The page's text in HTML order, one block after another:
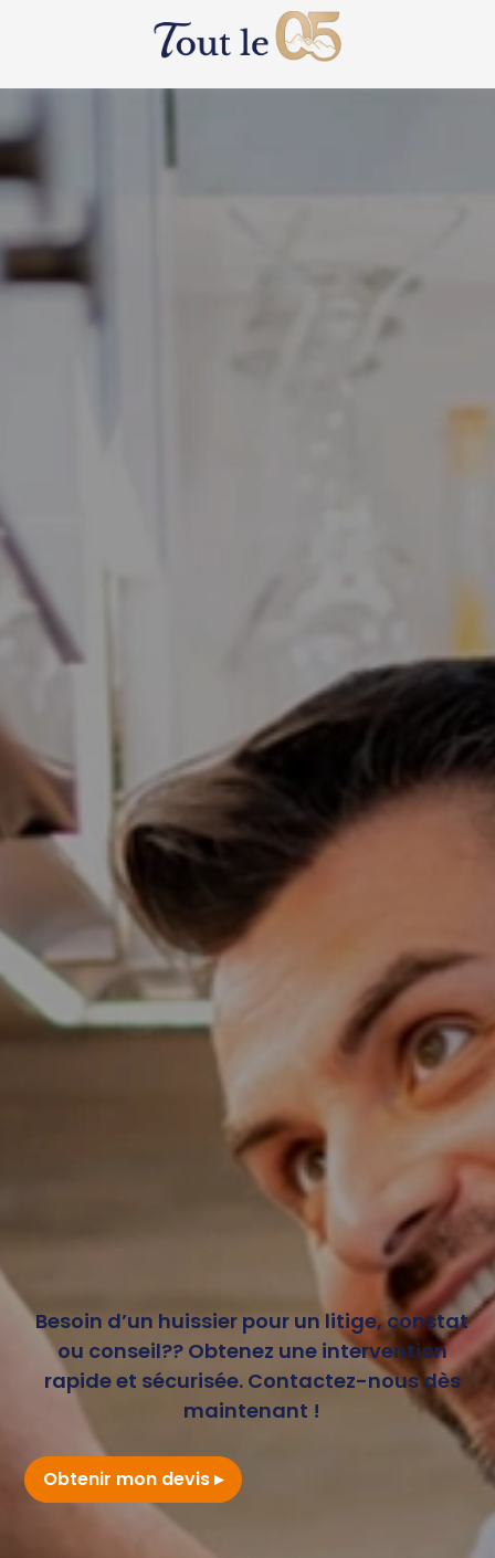
Besoin d’un huissier pour un litige, constat
ou conseil?? Obtenez une intervention
rapide et sécurisée. Contactez-nous dès
maintenant !
Obtenir mon devis